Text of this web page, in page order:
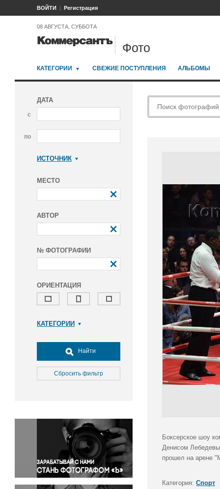
ВОЙТИ Регистрация
08 АВГУСТА, СУББОТА
Фото
КАТЕГОРИИ СВЕЖИЕ ПОСТУПЛЕНИЯ АЛЬБОМЫ
ДАТА
с
по
ИСТОЧНИК
МЕСТО
АВТОР
№ ФОТОГРАФИИ
ОРИЕНТАЦИЯ
КАТЕГОРИИ
Досуг, туризм и отдых
Культура
Медицина
Окружающая среда
Политика
Правосудие
Происшествия и конфликты
Религия
Светская жизнь
Найти
Сбросить фильтр
Боксерское шоу
Денисом
прошел на арене
Категория: Спорт